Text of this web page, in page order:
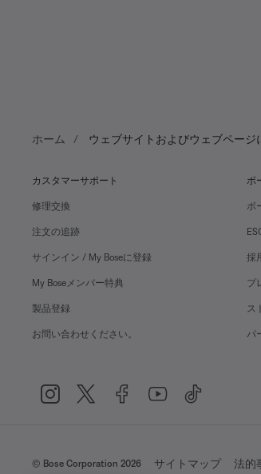
ホーム ウェブサイトおよびウェブページ
カスタマーサポート
修理交換
注文の追跡
サインイン / My Boseに登録
My Boseメンバー特典
製品登録
お問い合わせください。
ボ
ボ
採
プ
ス
パ
© Bose Corporation 2026 サイトマップ 法的